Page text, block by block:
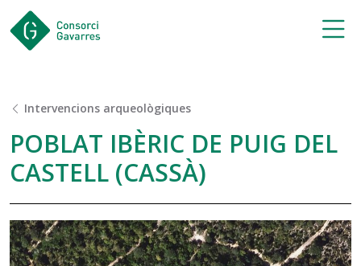
Intervencions arqueològiques
POBLAT IBÈRIC DE PUIG DEL
CASTELL (CASSÀ)